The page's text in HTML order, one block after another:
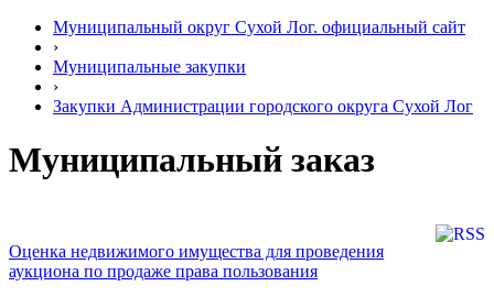
Муниципальный округ Сухой Лог. официальный сайт
›
Муниципальные закупки
›
Закупки Администрации городского округа Сухой Лог
Муниципальный заказ
Оценка недвижимого имущества для проведения
аукциона по продаже права пользования